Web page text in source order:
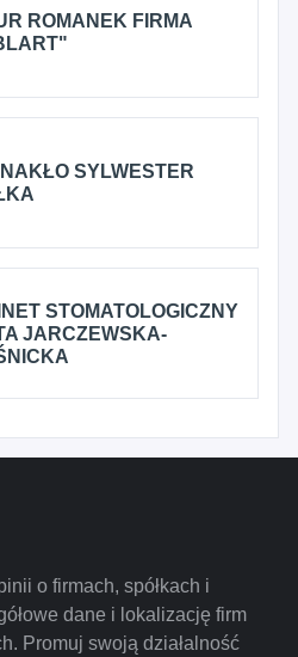
ROMANEK FIRMA
SYLWESTER
STOMATOLOGICZNY
JARCZEWSKA-
o firmach, spółkach i
dane i lokalizację firm
Promuj swoją działalność